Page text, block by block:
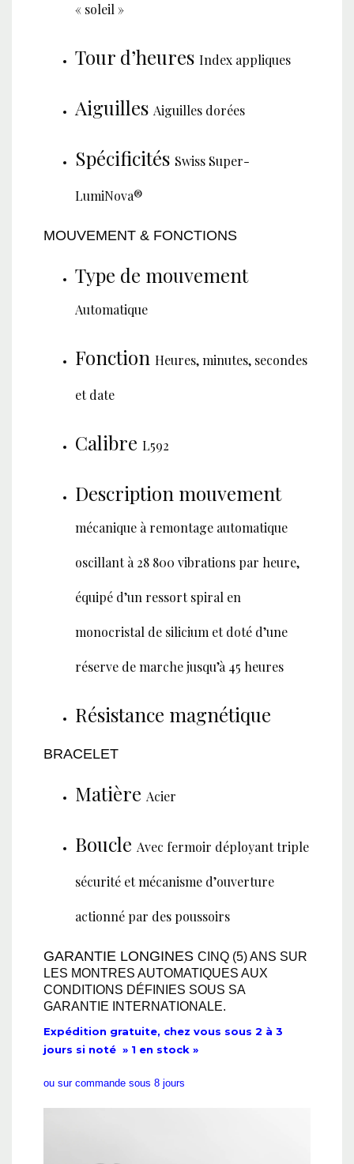
« soleil »
Tour d’heures Index appliques
Aiguilles Aiguilles dorées
Spécificités Swiss Super-
LumiNova®
MOUVEMENT & FONCTIONS
Type de mouvement
Automatique
Fonction Heures, minutes, secondes
et date
Calibre L592
Description mouvement
mécanique à remontage automatique
oscillant à 28 800 vibrations par heure,
équipé d’un ressort spiral en
monocristal de silicium et doté d’une
réserve de marche jusqu’à 45 heures
Résistance magnétique
BRACELET
Matière Acier
Boucle Avec fermoir déployant triple
sécurité et mécanisme d’ouverture
actionné par des poussoirs
GARANTIE LONGINES CINQ (5) ANS SUR
LES MONTRES AUTOMATIQUES AUX
CONDITIONS DÉFINIES SOUS SA
GARANTIE INTERNATIONALE.
Expédition gratuite, chez vous sous 2 à 3
jours si noté » 1 en stock »
ou sur commande sous 8 jours